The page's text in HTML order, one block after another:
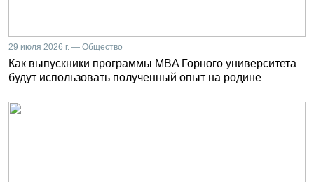
29 июля 2026 г. — Общество
Как выпускники программы MBA Горного университета
будут использовать полученный опыт на родине